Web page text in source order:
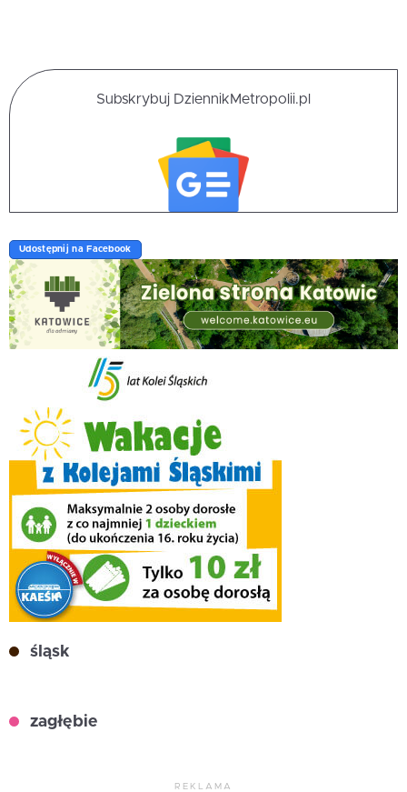
Subskrybuj DziennikMetropolii.pl
Udostępnij na Facebook
śląsk
zagłębie
REKLAMA